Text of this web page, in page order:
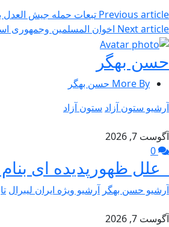
Previous article تبعات حمله جیش العدل
Next article اخوان المسلمین وجمهوری
حسن بهگر
More By حسن بهگر
آرشیو ستون آزاد ستون آزاد
آگوست 7, 2026
علل ظهورپدیده ای
آرشیو حسن بهگر آرشیو ویژه ایران لیبرال
آگوست 7, 2026